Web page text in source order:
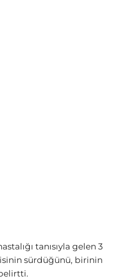
tanısıyla gelen 3
sürdüğünü, birinin